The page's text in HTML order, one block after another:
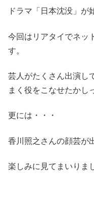
ドラマ「日本沈没」が
今回はリアタイでネッ
す。
芸人がたくさん出演し
まく役をこなせたかし
更には・・・
香川照之さんの顔芸が
楽しみに見てまいりま